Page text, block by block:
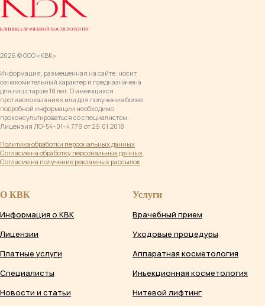
2026 © ООО «КВК»
Информация, размещенная на сайте, носит
ознакомительный характер и предназначена
для лиц старше 18 лет. О имеющихся
противопоказаниях или для получения более
подробной информации необходимо
проконсультироваться со специалистом.
Лицензия ЛО-54−01−4 779 от 29.01.2018
Политика обработки персональных данных
Согласие на обработку персональных данных
Согласие на получение рекламных рассылок
О КВК
Информация о КВК
Лицензии
Платные услуги
Специалисты
Новости и статьи
Услуги
Врачебный прием
Уходовые процедуры
Аппаратная косметология
Инъекционная косметология
Нитевой лифтинг